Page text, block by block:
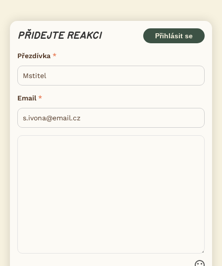
PŘIDEJTE REAKCI Přihlásit se
Přezdívka
Email